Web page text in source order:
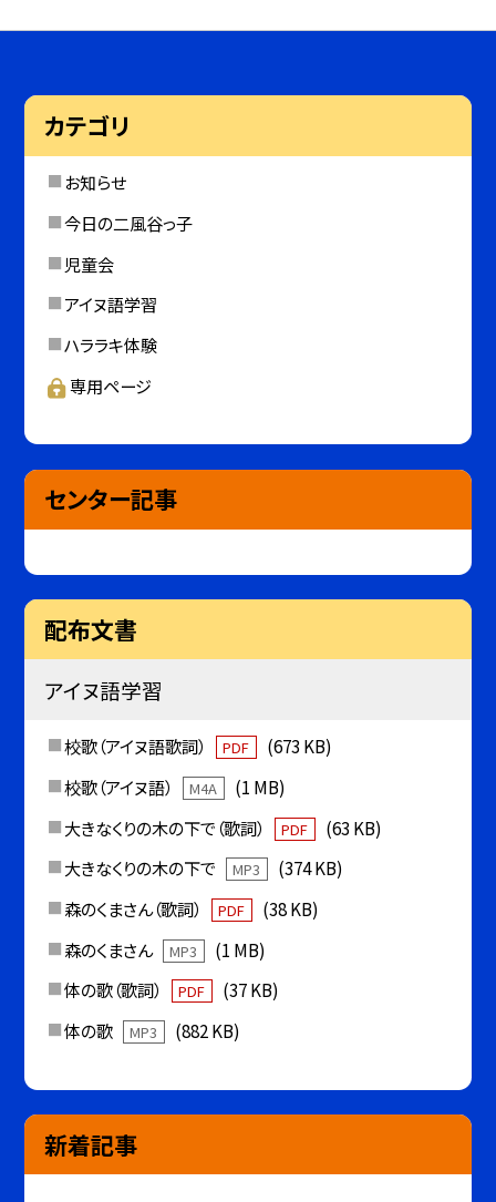
カテゴリ
お知らせ
今日の二風谷っ子
児童会
アイヌ語学習
ハララキ体験
専用ページ
センター記事
配布文書
アイヌ語学習
校歌（アイヌ語歌詞） PDF
(673 KB)
校歌（アイヌ語）
M4A
(1 MB)
大きなくりの木の下で（歌詞）
PDF
(63 KB)
大きなくりの木の下で
MP3
(374 KB)
森のくまさん（歌詞）
PDF
(38 KB)
森のくまさん
MP3
(1 MB)
体の歌（歌詞）
PDF
(37 KB)
体の歌
MP3 (882 KB)
新着記事